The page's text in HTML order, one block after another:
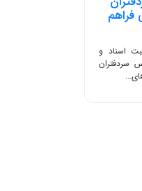
فراهم
اسناد و
سردفتران